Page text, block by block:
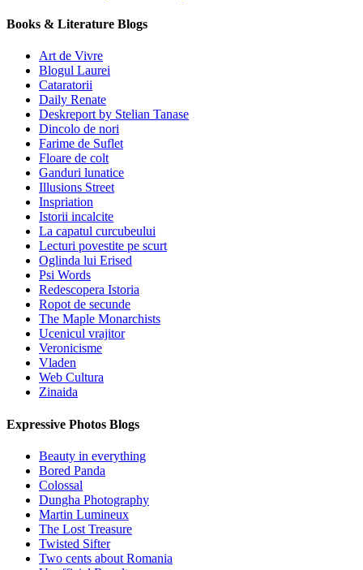
Books & Literature Blogs
Art de Vivre
Blogul Laurei
Cataratorii
Daily Renate
Deskreport by Stelian Tanase
Dincolo de nori
Farime de Suflet
Floare de colt
Ganduri lunatice
Illusions Street
Inspriation
Istorii incalcite
La capatul curcubeului
Lecturi povestite pe scurt
Oglinda lui Erised
Psi Words
Redescopera Istoria
Ropot de secunde
The Maple Monarchists
Ucenicul vrajitor
Veronicisme
Vladen
Web Cultura
Zinaida
Expressive Photos Blogs
Beauty in everything
Bored Panda
Colossal
Dungha Photography
Martin Lumineux
The Lost Treasure
Twisted Sifter
Two cents about Romania